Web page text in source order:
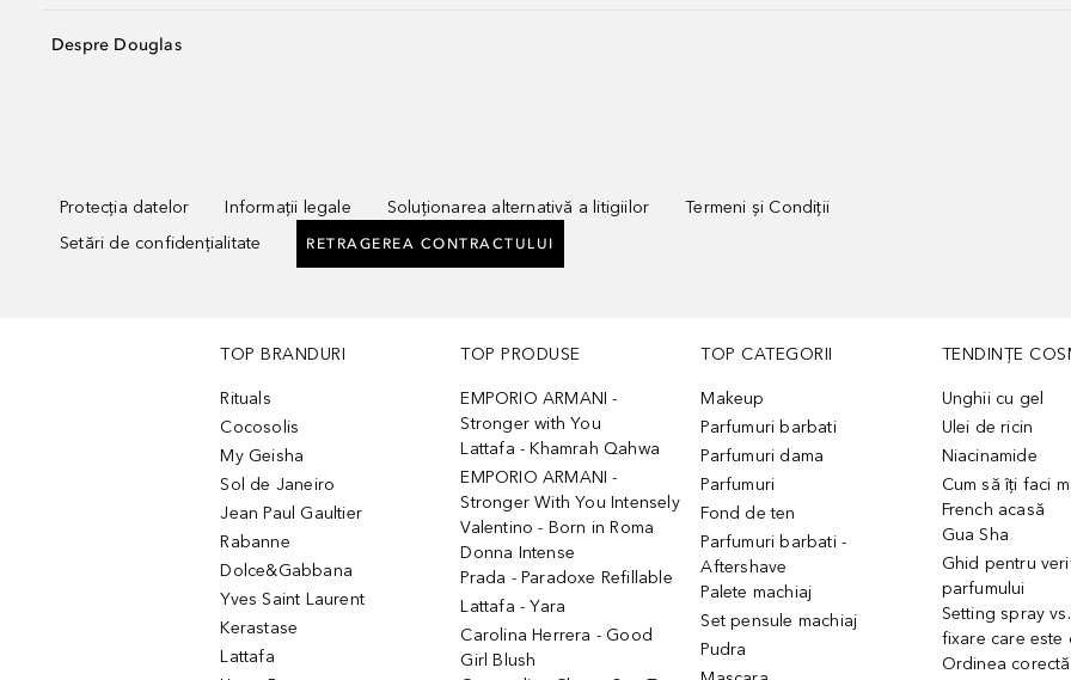
Despre Douglas
Protecția datelor Informații legale Soluționarea alternativă a litigiilor
Termeni și Condiții
Setări de confidențialitate
RETRAGEREA CONTRACTULUI
TOP BRANDURI
Rituals
Cocosolis
My Geisha
Sol de Janeiro
Jean Paul Gaultier
Rabanne
Dolce&Gabbana
Yves Saint Laurent
Kerastase
Lattafa
TOP PRODUSE
EMPORIO ARMANI -
Stronger with You
Lattafa - Khamrah Qahwa
EMPORIO ARMANI -
Stronger With You Intensely
Valentino - Born in Roma
Donna Intense
Prada - Paradoxe Refillable
Lattafa - Yara
Carolina Herrera - Good
Girl Blush
TOP CATEGORII
Makeup
Parfumuri barbati
Parfumuri dama
Parfumuri
Fond de ten
Parfumuri barbati -
Aftershave
Palete machiaj
Set pensule machiaj
Pudra
TENDINȚE
Unghii cu gel
Ulei de ricin
Niacinamide
Cum să îți faci
French acasă
Gua Sha
Ghid pentru
parfumului
Setting spray
fixare care este
Ordinea